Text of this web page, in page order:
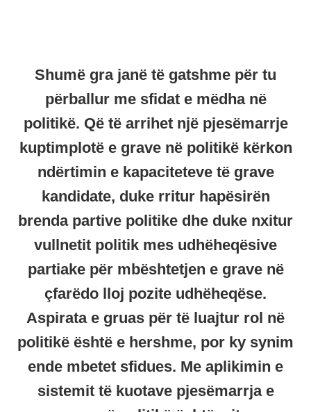
Shumë gra janë të gatshme për tu
përballur me sfidat e mëdha në
politikë. Që të arrihet një pjesëmarrje
kuptimplotë e grave në politikë kërkon
ndërtimin e kapaciteteve të grave
kandidate, duke rritur hapësirën
brenda partive politike dhe duke nxitur
vullnetit politik mes udhëheqësive
partiake për mbështetjen e grave në
çfarëdo lloj pozite udhëheqëse.
Aspirata e gruas për të luajtur rol në
politikë është e hershme, por ky synim
ende mbetet sfidues. Me aplikimin e
sistemit të kuotave pjesëmarrja e